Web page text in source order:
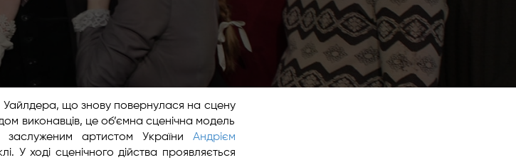
що знову повернулася на сцену
виконавців, це об’ємна сценічна модель
заслуженим артистом України Андрієм
У ході сценічного дійства проявляється